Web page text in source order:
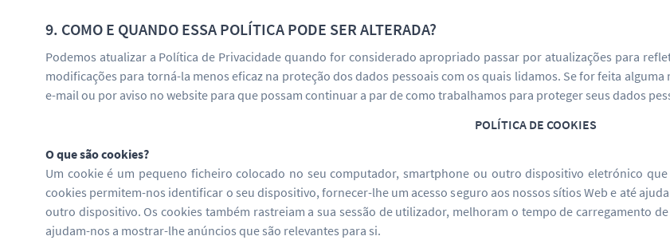
9. COMO E QUANDO ESSA POLÍTICA PODE SER ALTERADA?
Podemos atualizar a Política de Privacidade quando for considerado apropriado passar por atualizações para
modificações para torná-la menos eficaz na proteção dos dados pessoais com os quais lidamos. Se for feita
e-mail ou por aviso no website para que possam continuar a par de como trabalhamos para proteger seus dados
POLÍTICA DE COOKIES
O que são cookies?
Um cookie é um pequeno ficheiro colocado no seu computador, smartphone ou outro dispositivo eletrónico
cookies permitem-nos identificar o seu dispositivo, fornecer-lhe um acesso seguro aos nossos sítios Web e até
outro dispositivo. Os cookies também rastreiam a sua sessão de utilizador, melhoram o tempo de carregamento
ajudam-nos a mostrar-lhe anúncios que são relevantes para si.